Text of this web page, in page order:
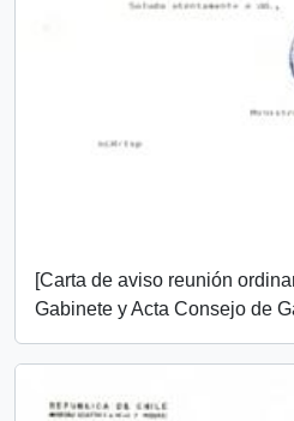
[Carta de aviso reunión
Gabinete y Acta Consejo de